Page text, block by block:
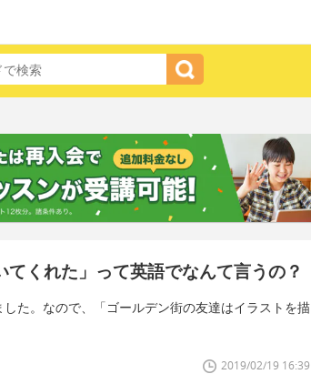
てくれた」って英語でなんて言うの？
た。なので、「ゴールデン街の友達はイラストを描
2019/02/19 16:39